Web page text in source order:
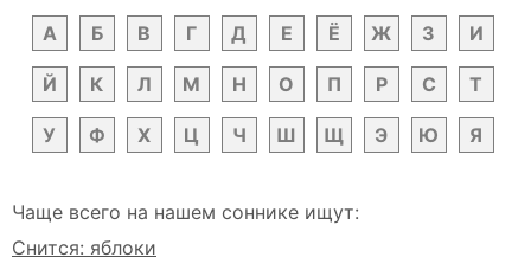
А
Б В Г Д Е Ё Ж З И
Й К Л М Н О П Р С Т
У Ф Х Ц Ч Ш Щ Э Ю Я
Чаще всего на нашем соннике ищут:
Снится: яблоки